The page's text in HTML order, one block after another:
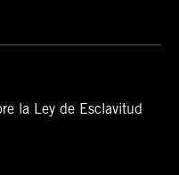
la Ley de Esclavitud